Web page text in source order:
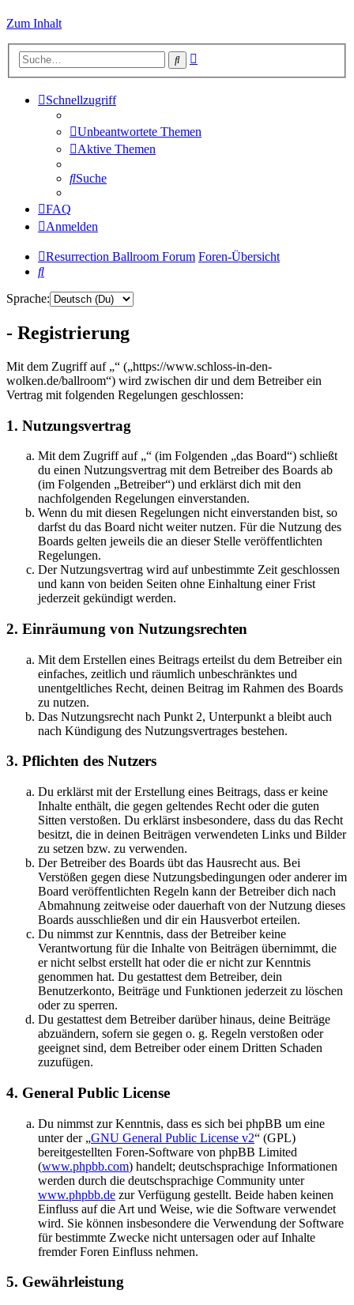
Zum Inhalt
Suche
Schnellzugriff
Unbeantwortete Themen
Aktive Themen
Suche
FAQ
Anmelden
Resurrection Ballroom Forum Foren-Übersicht
Suche
Sprache:
- Registrierung
Mit dem Zugriff auf „“ („https://www.schloss-in-den-
wolken.de/ballroom“) wird zwischen dir und dem Betreiber ein
Vertrag mit folgenden Regelungen geschlossen:
1. Nutzungsvertrag
Mit dem Zugriff auf „“ (im Folgenden „das Board“) schließt
du einen Nutzungsvertrag mit dem Betreiber des Boards ab
(im Folgenden „Betreiber“) und erklärst dich mit den
nachfolgenden Regelungen einverstanden.
Wenn du mit diesen Regelungen nicht einverstanden bist, so
darfst du das Board nicht weiter nutzen. Für die Nutzung des
Boards gelten jeweils die an dieser Stelle veröffentlichten
Regelungen.
Der Nutzungsvertrag wird auf unbestimmte Zeit geschlossen
und kann von beiden Seiten ohne Einhaltung einer Frist
jederzeit gekündigt werden.
2. Einräumung von Nutzungsrechten
Mit dem Erstellen eines Beitrags erteilst du dem Betreiber ein
einfaches, zeitlich und räumlich unbeschränktes und
unentgeltliches Recht, deinen Beitrag im Rahmen des Boards
zu nutzen.
Das Nutzungsrecht nach Punkt 2, Unterpunkt a bleibt auch
nach Kündigung des Nutzungsvertrages bestehen.
3. Pflichten des Nutzers
Du erklärst mit der Erstellung eines Beitrags, dass er keine
Inhalte enthält, die gegen geltendes Recht oder die guten
Sitten verstoßen. Du erklärst insbesondere, dass du das Recht
besitzt, die in deinen Beiträgen verwendeten Links und Bilder
zu setzen bzw. zu verwenden.
Der Betreiber des Boards übt das Hausrecht aus. Bei
Verstößen gegen diese Nutzungsbedingungen oder anderer im
Board veröffentlichten Regeln kann der Betreiber dich nach
Abmahnung zeitweise oder dauerhaft von der Nutzung dieses
Boards ausschließen und dir ein Hausverbot erteilen.
Du nimmst zur Kenntnis, dass der Betreiber keine
Verantwortung für die Inhalte von Beiträgen übernimmt, die
er nicht selbst erstellt hat oder die er nicht zur Kenntnis
genommen hat. Du gestattest dem Betreiber, dein
Benutzerkonto, Beiträge und Funktionen jederzeit zu löschen
oder zu sperren.
Du gestattest dem Betreiber darüber hinaus, deine Beiträge
abzuändern, sofern sie gegen o. g. Regeln verstoßen oder
geeignet sind, dem Betreiber oder einem Dritten Schaden
zuzufügen.
4. General Public License
Du nimmst zur Kenntnis, dass es sich bei phpBB um eine
unter der „GNU General Public License v2“ (GPL)
bereitgestellten Foren-Software von phpBB Limited
(www.phpbb.com) handelt; deutschsprachige Informationen
werden durch die deutschsprachige Community unter
www.phpbb.de zur Verfügung gestellt. Beide haben keinen
Einfluss auf die Art und Weise, wie die Software verwendet
wird. Sie können insbesondere die Verwendung der Software
für bestimmte Zwecke nicht untersagen oder auf Inhalte
fremder Foren Einfluss nehmen.
5. Gewährleistung